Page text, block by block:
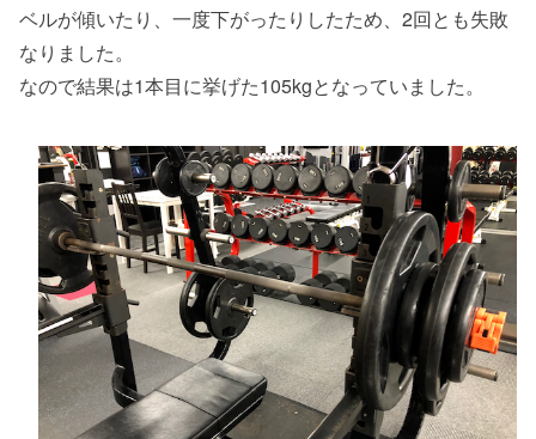
ベルが傾いたり、一度下がったりしたため、2回とも失敗
なりました。
なので結果は1本目に挙げた105kgとなっていました。